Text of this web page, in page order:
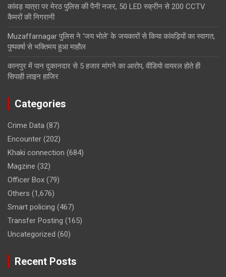
कांवड़ यात्रा पर मेरठ पुलिस की पैनी नजर, 50 LED स्क्रीन से 200 CCTV
कैमरों की निगरानी
Muzaffarnagar पुलिस ने ‘जय भोले’ के जयकारों से किया कांवड़ियों का स्वागत,
पुष्पवर्षा से भक्तिमय हुआ माहौल
कानपुर में पान दुकानदार से 5 हजार मांगने का आरोप, वीडियो वायरल होते ही
सिपाही लाइन हाजिर
Categories
Crime Data (87)
Encounter (202)
Khaki connection (684)
Magzine (32)
Officer Box (79)
Others (1,676)
Smart policing (467)
Transfer Posting (165)
Uncategorized (60)
Recent Posts